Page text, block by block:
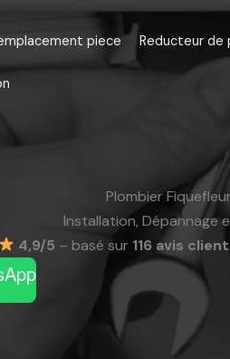
piece Reducteur de
Plombier
Installation, Dépannage
4,9/5 – basé sur 116 avis